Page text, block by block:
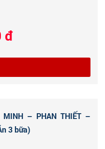
đ
MINH – PHAN THIẾT –
3 bữa)